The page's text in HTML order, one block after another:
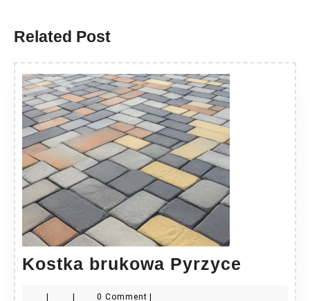
Related Post
Kostka brukowa Pyrzyce Kostka
0 Comment